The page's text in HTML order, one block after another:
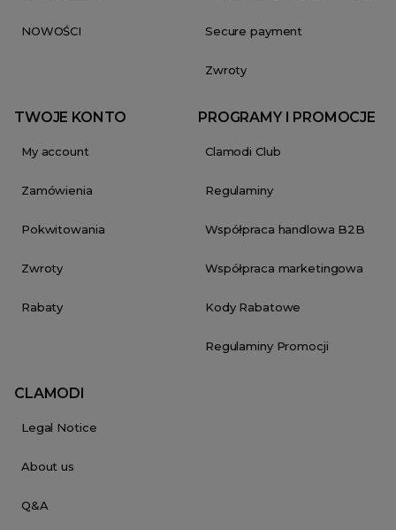
NOWOŚCI Secure payment
Zwroty
TWOJE KONTO
My account
Zamówienia
Pokwitowania
Zwroty
Rabaty
PROGRAMY I PROMOCJE
Clamodi Club
Regulaminy
Współpraca handlowa B2B
Współpraca marketingowa
Kody Rabatowe
Regulaminy Promocji
CLAMODI
Legal Notice
About us
Q&A